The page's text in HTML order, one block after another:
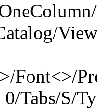
Font<>/
0/Tabs/S/